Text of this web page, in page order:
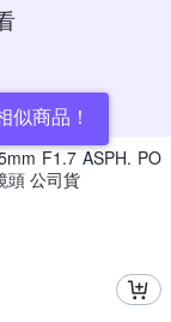
似商品！
F1.7 ASPH. PO
頭 公司貨